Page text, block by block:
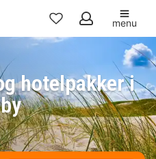
Mine
menu
hotelpakker i